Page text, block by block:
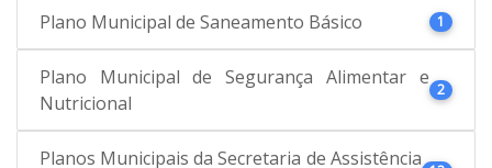
Plano Municipal de Saneamento Básico 1
Plano Municipal de Segurança Alimentar e
Nutricional
2
Planos Municipais da Secretaria de Assistência